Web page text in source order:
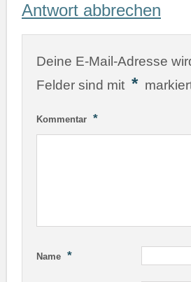
Antwort abbrechen
Deine E-Mail-Adresse
Felder sind mit *
Kommentar *
Name *